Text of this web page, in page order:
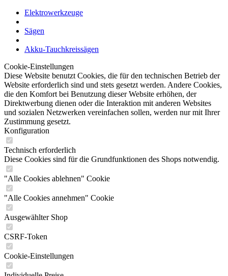
Elektrowerkzeuge
Sägen
Akku-Tauchkreissägen
Cookie-Einstellungen
Diese Website benutzt Cookies, die für den technischen Betrieb der
Website erforderlich sind und stets gesetzt werden. Andere Cookies,
die den Komfort bei Benutzung dieser Website erhöhen, der
Direktwerbung dienen oder die Interaktion mit anderen Websites
und sozialen Netzwerken vereinfachen sollen, werden nur mit Ihrer
Zustimmung gesetzt.
Konfiguration
Technisch erforderlich
Diese Cookies sind für die Grundfunktionen des Shops notwendig.
"Alle Cookies ablehnen" Cookie
"Alle Cookies annehmen" Cookie
Ausgewählter Shop
CSRF-Token
Cookie-Einstellungen